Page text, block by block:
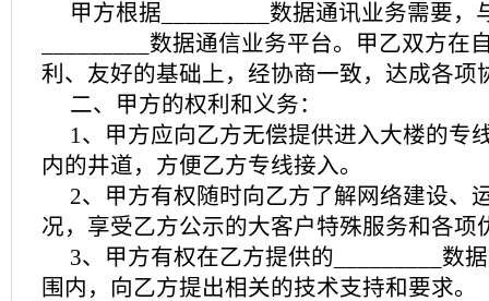
甲方根据_________数据通讯业务需要，
_________数据通信业务平台。甲乙双方在
利、友好的基础上，经协商一致，达成各项
二、甲方的权利和义务：
1、甲方应向乙方无偿提供进入大楼的专
内的井道，方便乙方专线接入。
2、甲方有权随时向乙方了解网络建设、
况，享受乙方公示的大客户特殊服务和各项
3、甲方有权在乙方提供的_________数
围内，向乙方提出相关的技术支持和要求。